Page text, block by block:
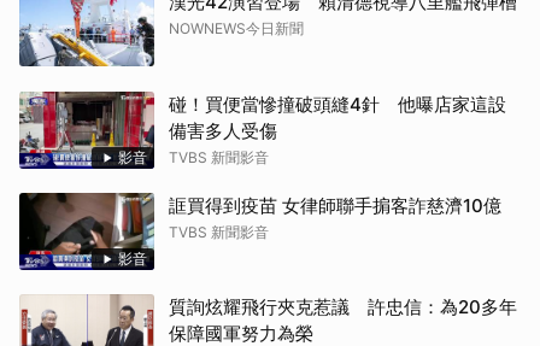
NOWNEWS今日新聞
影音
碰！買便當慘撞破頭縫4針 他曝店家這設
備害多人受傷
TVBS 新聞影音
影音
誆買得到疫苗 女律師聯手掮客詐慈濟10億
TVBS 新聞影音
質詢炫耀飛行夾克惹議 許忠信：為20多年
保障國軍努力為榮